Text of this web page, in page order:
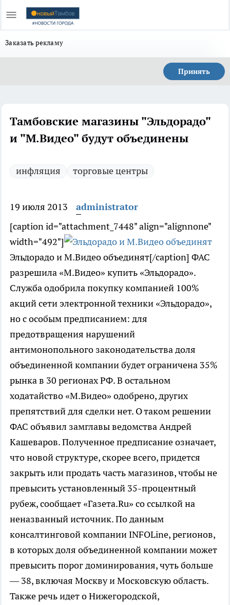
Заказать рекламу
Принять
Тамбовские магазины "Эльдорадо"
и "М.Видео" будут объединены
инфляция торговые центры
19 июля 2013
administrator
[caption id="attachment_7448" align="alignnone"
width="492"]
Эльдорадо и М.Видео объединят[/caption] ФАС
разрешила «М.Видео» купить «Эльдорадо».
Служба одобрила покупку компанией 100%
акций сети электронной техники «Эльдорадо»,
но с особым предписанием: для
предотвращения нарушений
антимонопольного законодательства доля
объединенной компании будет ограничена 35%
рынка в 30 регионах РФ. В остальном
ходатайство «М.Видео» одобрено, других
препятствий для сделки нет. О таком решении
ФАС объявил замглавы ведомства Андрей
Кашеваров. Полученное предписание означает,
что новой структуре, скорее всего, придется
закрыть или продать часть магазинов, чтобы не
превысить установленный 35-процентный
рубеж, сообщает «Газета.Ru» со ссылкой на
неназванный источник. По данным
консалтинговой компании INFOLine, регионов,
в которых доля объединенной компании может
превысить порог доминирования, чуть больше
— 38, включая Москву и Московскую область.
Также речь идет о Нижегородской,